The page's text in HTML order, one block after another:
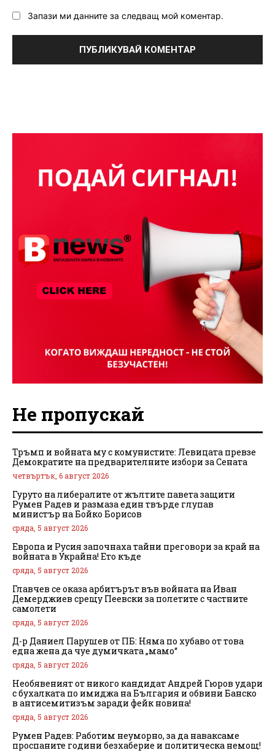
Запази ми данните за следващ мой коментар.
Не пропускай
Тръмп и войната му с комунистите: Левицата превзе
Демократите на предварителните избори за Сената
четвъртък, 6 август 2026
Гуруто на либералите от жълтите павета защити
Румен Радев и размаза един твърде глупав
министър на Бойко Борисов
сряда, 5 август 2026
Европа и Русия започнаха тайни преговори за край на
войната в Украйна! Ето къде
сряда, 5 август 2026
Главчев се оказа арбитърът във войната на Иван
Демерджиев срещу Пеевски за полетите с частните
самолети
сряда, 5 август 2026
Д-р Даниел Парушев от ПБ: Няма по хубаво от това
една жена да чуе думичката „мамо“
сряда, 5 август 2026
Необявеният от никого кандидат Андрей Гюров удари
с бухалката по имиджа на България и обвини Банско
в антисемитизъм заради фейк новина!
сряда, 5 август 2026
Румен Радев: Работим неуморно, за да наваксаме
проспаните години безхаберие и политическа немощ!